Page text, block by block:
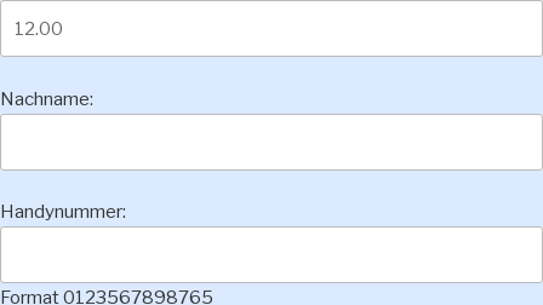
Nachname:
Handynummer:
Format 0123567898765